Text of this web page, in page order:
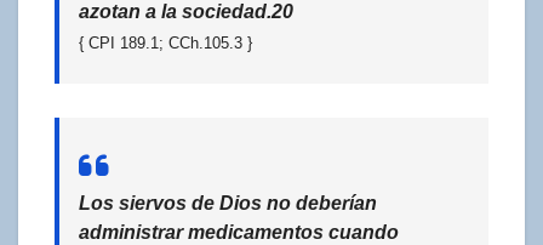
azotan a la sociedad.20
{ CPI 189.1; CCh.105.3 }
Los siervos de Dios no deberían
administrar medicamentos cuando